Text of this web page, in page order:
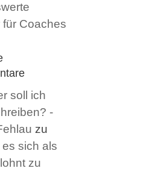
für Coaches
soll ich
-
zu
es sich als
zu